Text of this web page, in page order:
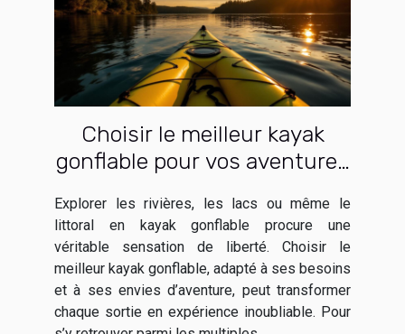
Choisir le meilleur kayak
gonflable pour vos aventures
Explorer les rivières, les lacs ou même le
littoral en kayak gonflable procure une
véritable sensation de liberté. Choisir le
meilleur kayak gonflable, adapté à ses besoins
et à ses envies d’aventure, peut transformer
chaque sortie en expérience inoubliable. Pour